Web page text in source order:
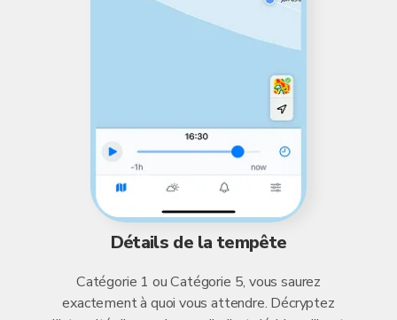
Détails de la tempête
Catégorie 1 ou Catégorie 5, vous saurez
exactement à quoi vous attendre. Décryptez